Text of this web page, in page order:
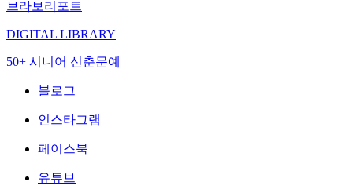
브라보리포트
DIGITAL LIBRARY
50+ 시니어 신춘문예
블로그
인스타그램
페이스북
유튜브